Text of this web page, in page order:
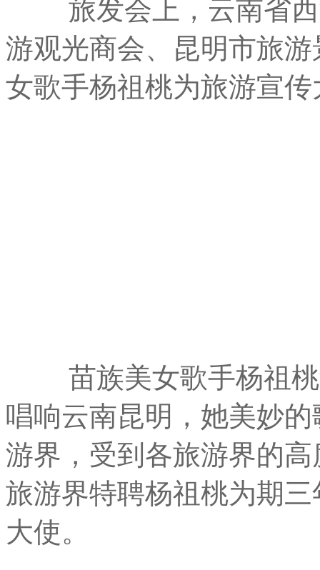
旅发会上，云南省
游观光商会、昆明市旅
女歌手杨祖桃为旅游宣
苗族美女歌手杨祖
唱响云南昆明，她美妙
游界，受到各旅游界的
旅游界特聘杨祖桃为期
大使。